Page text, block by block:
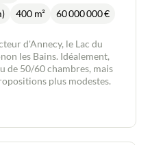
400 m² 60 000 000€
d'Annecy, le Lac du
les Bains. Idéalement,
de 50/60 chambres, mais
plus modestes.